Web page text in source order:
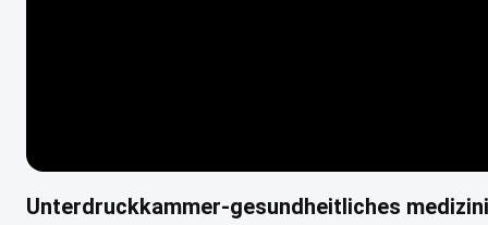
Unterdruckkammer-gesundheitliches